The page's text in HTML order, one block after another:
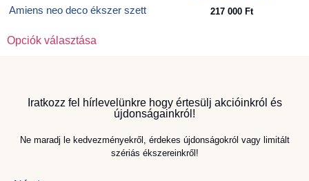
Amiens neo deco ékszer szett
Opciók választása
217 000 Ft
Iratkozz fel hírlevelünkre hogy értesülj akcióinkról és
újdonságainkról!
Ne maradj le kedvezményekről, érdekes újdonságokról vagy limitált
szériás ékszereinkről!